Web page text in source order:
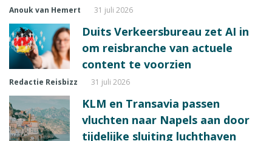
Anouk van Hemert 31 juli 2026
Duits Verkeersbureau zet AI in
om reisbranche van actuele
content te voorzien
Redactie Reisbizz 31 juli 2026
KLM en Transavia passen
vluchten naar Napels aan door
tijdelijke sluiting luchthaven